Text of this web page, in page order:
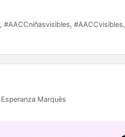
, #AACCniñasvisibles, #AACCvisibles,
Esperanza Marquès